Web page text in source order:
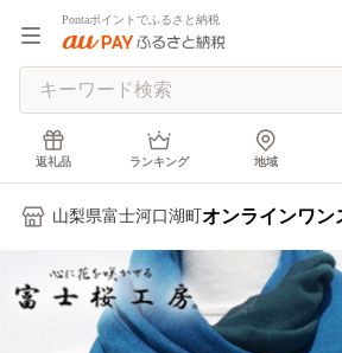
Pontaポイントでふるさと納税
返礼品 ランキング 地域
山梨県富士河口湖町 オンラインワン